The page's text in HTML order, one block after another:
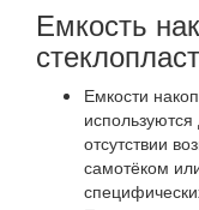
Емкость
Емкости
отсутствии
самотёком